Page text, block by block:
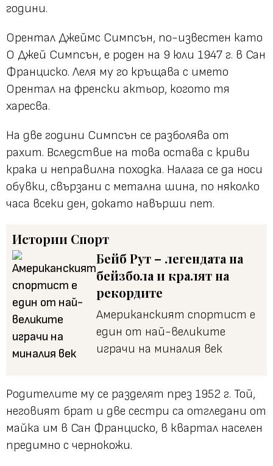
години.
Орентал Джеймс Симпсън, по-известен като
О Джей Симпсън, е роден на 9 юли 1947 г. в Сан
Франциско. Леля му го кръщава с името
Орентал на френски актьор, когото тя
харесва.
На две години Симпсън се разболява от
рахит. Вследствие на това остава с криви
крака и неправилна походка. Налага се да носи
обувки, свързани с метална шина, по няколко
часа всеки ден, докато навърши пет.
Истории Спорт
Бейб Рут – легендата на
бейзбола и кралят на
рекордите
Американският спортист е
един от най-великите
играчи на миналия век
Родителите му се разделят през 1952 г. Той,
неговият брат и две сестри са отгледани от
майка им в Сан Франциско, в квартал населен
предимно с чернокожи.